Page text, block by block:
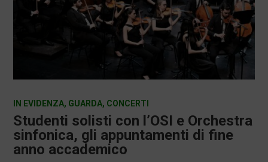
Studenti solisti con l’OSI e Orchestra
sinfonica, gli appuntamenti di fine
anno accademico
IN EVIDENZA, GUARDA, CONCERTI